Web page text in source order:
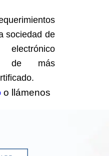
sociedad de
más
o llámenos